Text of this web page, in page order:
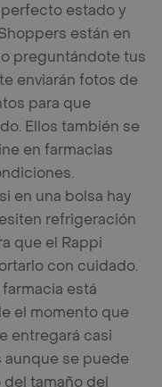
estado y
están en
preguntándote tus
enviarán fotos de
para que
Ellos también se
en farmacias
en una bolsa hay
refrigeración
que el Rappi
con cuidado.
está
el momento que
entregará casi
aunque se puede
tamaño del